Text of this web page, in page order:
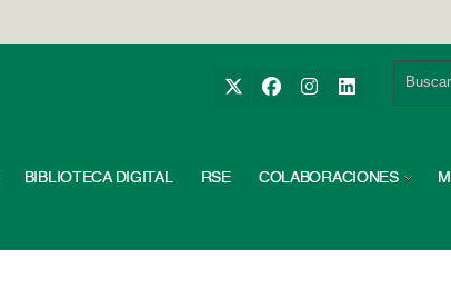
BIBLIOTECA DIGITAL RSE COLABORACIONES